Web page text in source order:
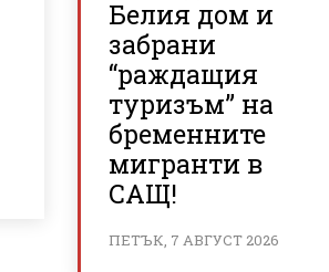
Белия дом и
забрани
“раждащия
туризъм” на
бременните
мигранти в
САЩ!
ПЕТЪК, 7 АВГУСТ 2026